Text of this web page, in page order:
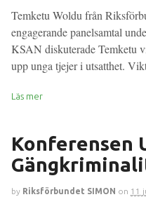
Temketu Woldu från
engagerande panelsamtal
KSAN diskuterade Temketu
upp unga tjejer i utsatthet.
Läs mer
Konferensen
by Riksförbundet SIMON on 11